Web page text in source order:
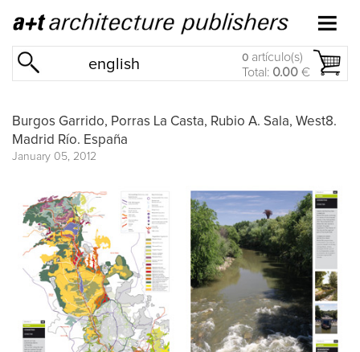
english 0 artículo(s)
Total: 0.00 €
Burgos Garrido, Porras La Casta, Rubio A. Sala, West8.
Madrid Río. España
January 05, 2012